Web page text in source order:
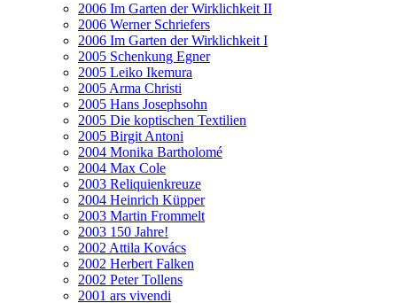
2006 Im Garten der Wirklichkeit II
2006 Werner Schriefers
2006 Im Garten der Wirklichkeit I
2005 Schenkung Egner
2005 Leiko Ikemura
2005 Arma Christi
2005 Hans Josephsohn
2005 Die koptischen Textilien
2005 Birgit Antoni
2004 Monika Bartholomé
2004 Max Cole
2003 Reliquienkreuze
2004 Heinrich Küpper
2003 Martin Frommelt
2003 150 Jahre!
2002 Attila Kovács
2002 Herbert Falken
2002 Peter Tollens
2001 ars vivendi